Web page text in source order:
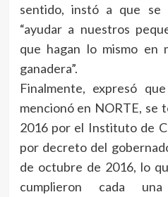
sentido, instó a que se
“ayudar a nuestros
que hagan lo mismo en
ganadera”.
Finalmente, expresó
mencionó en NORTE, se
2016 por el Instituto de
por decreto del
de octubre de 2016, lo
cumplieron cada